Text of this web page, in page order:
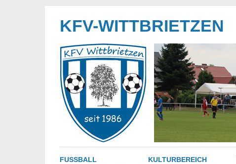
KFV-WITTBRIETZEN
FUSSBALL KULTURBEREICH